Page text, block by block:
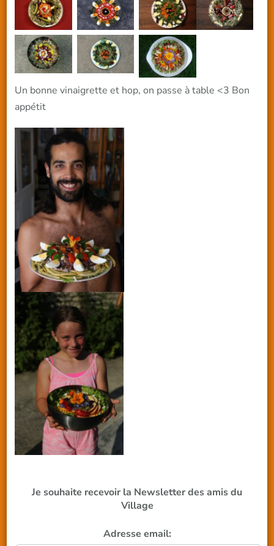
Un bonne vinaigrette et hop, on passe à table <3 Bon
appétit
Je souhaite recevoir la Newsletter des amis du
Village
Adresse email: